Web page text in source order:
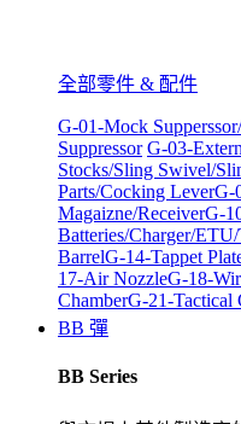
全部零件 & 配件
G-01-Mock
Suppressor G-03-
Stocks/Sling Swivel/
Parts/Cocking LeverG-
Magaizne/ReceiverG-
Batteries/Charger/
BarrelG-14-Tappet
17-Air NozzleG-18-
ChamberG-21-Tactical
BB 彈
BB Series